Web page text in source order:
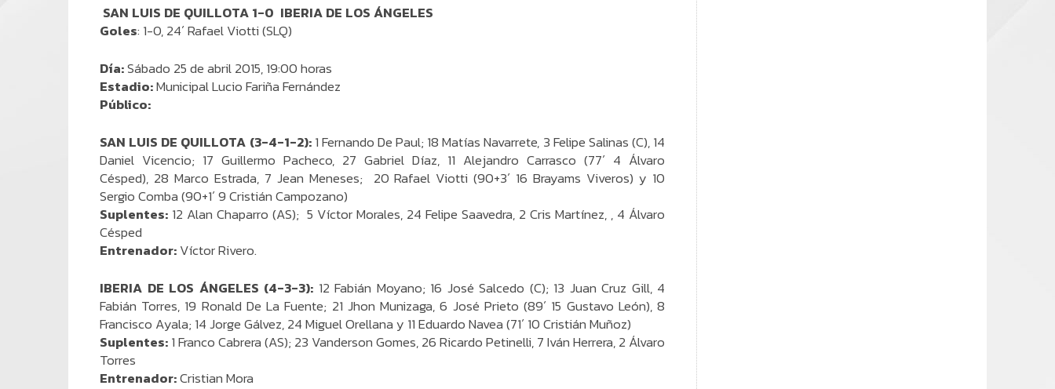
SAN LUIS DE QUILLOTA 1-0 IBERIA DE LOS ÁNGELES
Goles: 1-0, 24´ Rafael Viotti (SLQ)
Día:Sábado 25 de abril 2015, 19:00 horas
Estadio:Municipal Lucio Fariña Fernández
Público:
SAN LUIS DE QUILLOTA (3-4-1-2):1 Fernando De Paul; 18 Matías Navarrete, 3 Felipe Salinas (C), 14
Daniel Vicencio; 17 Guillermo Pacheco, 27 Gabriel Díaz, 11 Alejandro Carrasco (77´ 4 Álvaro
Césped), 28 Marco Estrada, 7 Jean Meneses; 20 Rafael Viotti (90+3´ 16 Brayams Viveros) y 10
Sergio Comba (90+1´ 9 Cristián Campozano)
Suplentes: 12 Alan Chaparro (AS); 5 Víctor Morales, 24 Felipe Saavedra, 2 Cris Martínez, , 4 Álvaro
Césped
Entrenador: Víctor Rivero.
IBERIA DE LOS ÁNGELES (4-3-3): 12 Fabián Moyano; 16 José Salcedo (C); 13 Juan Cruz Gill, 4
Fabián Torres, 19 Ronald De La Fuente; 21 Jhon Munizaga, 6 José Prieto (89´ 15 Gustavo León), 8
Francisco Ayala; 14 Jorge Gálvez, 24 Miguel Orellana y 11 Eduardo Navea (71´ 10 Cristián Muñoz)
Suplentes: 1 Franco Cabrera (AS); 23 Vanderson Gomes, 26 Ricardo Petinelli, 7 Iván Herrera, 2 Álvaro
Torres
Entrenador:Cristian Mora